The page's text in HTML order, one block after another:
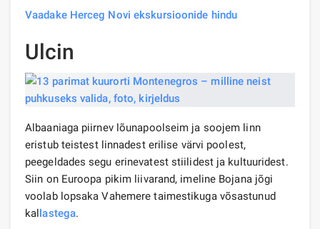
Vaadake Herceg Novi ekskursioonide hindu
Ulcin
Albaaniaga piirnev lõunapoolseim ja soojem linn
eristub teistest linnadest erilise värvi poolest,
peegeldades segu erinevatest stiilidest ja kultuuridest.
Siin on Euroopa pikim liivarand, imeline Bojana jõgi
voolab lopsaka Vahemere taimestikuga võsastunud
kallastega.